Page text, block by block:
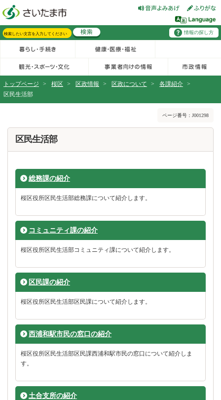
情報の探し方
トップページ > 桜区 > 区政情報 > 区政について > 各課紹介 >
区民生活部
ページ番号：J001298
区民生活部
総務課の紹介
桜区役所区民生活部総務課について紹介します。
コミュニティ課の紹介
桜区役所区民生活部コミュニティ課について紹介します。
区民課の紹介
桜区役所区民生活部区民課について紹介します。
西浦和駅市民の窓口の紹介
桜区役所区民生活部区民課西浦和駅市民の窓口について紹介しま
す。
土合支所の紹介